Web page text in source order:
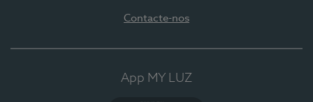
Contacte-nos
App MY LUZ